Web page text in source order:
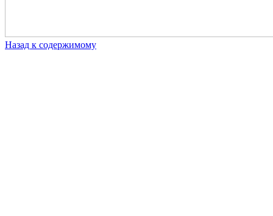
Назад к содержимому